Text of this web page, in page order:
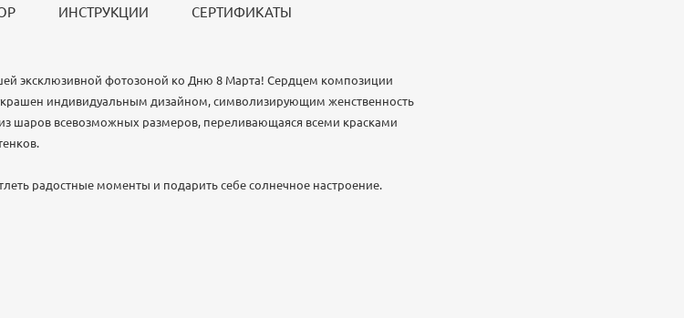
ИНСТРУКЦИИ СЕРТИФИКАТЫ
эксклюзивной фотозоной ко Дню 8 Марта! Сердцем композиции
индивидуальным дизайном, символизирующим женственность
шаров всевозможных размеров, переливающаяся всеми красками
радостные моменты и подарить себе солнечное настроение.